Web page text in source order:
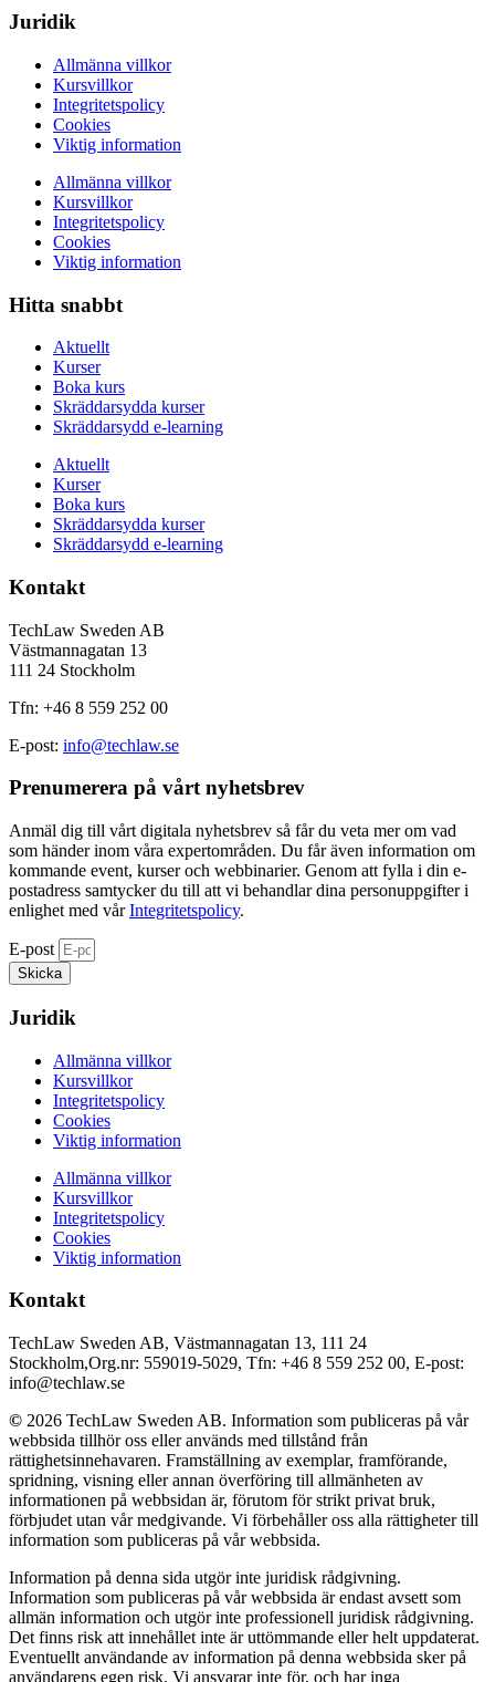
Juridik
Allmänna villkor
Kursvillkor
Integritetspolicy
Cookies
Viktig information
Allmänna villkor
Kursvillkor
Integritetspolicy
Cookies
Viktig information
Hitta snabbt
Aktuellt
Kurser
Boka kurs
Skräddarsydda kurser
Skräddarsydd e-learning
Aktuellt
Kurser
Boka kurs
Skräddarsydda kurser
Skräddarsydd e-learning
Kontakt
TechLaw Sweden AB
Västmannagatan 13
111 24 Stockholm
Tfn: +46 8 559 252 00
E-post: info@techlaw.se
Prenumerera på vårt nyhetsbrev​
Anmäl dig till vårt digitala nyhetsbrev så får du veta mer om vad
som händer inom våra expertområden. Du får även information om
kommande event, kurser och webbinarier. Genom att fylla i din e-
postadress samtycker du till att vi behandlar dina personuppgifter i
enlighet med vårIntegritetspolicy.
E-post
Skicka
Juridik
Allmänna villkor
Kursvillkor
Integritetspolicy
Cookies
Viktig information
Allmänna villkor
Kursvillkor
Integritetspolicy
Cookies
Viktig information
Kontakt
TechLaw Sweden AB, Västmannagatan 13, 111 24
Stockholm,Org.nr: 559019-5029, Tfn: +46 8 559 252 00, E-post:
info@techlaw.se
© 2026 TechLaw Sweden AB. Information som publiceras på vår
webbsida tillhör oss eller används med tillstånd från
rättighetsinnehavaren. Framställning av exemplar, framförande,
spridning, visning eller annan överföring till allmänheten av
informationen på webbsidan är, förutom för strikt privat bruk,
förbjudet utan vår medgivande. Vi förbehåller oss alla rättigheter till
information som publiceras på vår webbsida.
Information på denna sida utgör inte juridisk rådgivning.
Information som publiceras på vår webbsida är endast avsett som
allmän information och utgör inte professionell juridisk rådgivning.
Det finns risk att innehållet inte är uttömmande eller helt uppdaterat.
Eventuellt användande av information på denna webbsida sker på
användarens egen risk. Vi ansvarar inte för, och har inga